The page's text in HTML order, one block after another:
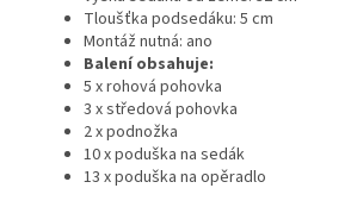
Tloušťka podsedáku: 5 cm
Montáž nutná: ano
Balení obsahuje:
5 x rohová pohovka
3 x středová pohovka
2 x podnožka
10 x poduška na sedák
13 x poduška na opěradlo